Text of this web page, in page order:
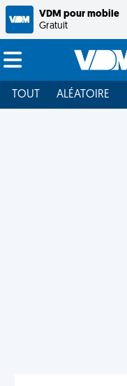
VDM pour mobile
Gratuit
TOUT ALÉATOIRE